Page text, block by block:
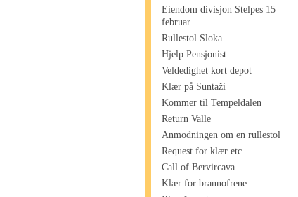
Eiendom divisjon Stelpes 15
februar
Rullestol Sloka
Hjelp Pensjonist
Veldedighet kort depot
Klær på Suntaži
Kommer til Tempeldalen
Return Valle
Anmodningen om en rullestol
Request for klær etc.
Call of Bervircava
Klær for brannofrene